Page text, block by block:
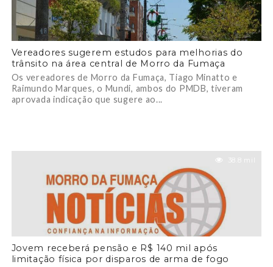
Vereadores sugerem estudos para melhorias do
trânsito na área central de Morro da Fumaça
Os vereadores de Morro da Fumaça, Tiago Minatto e
Raimundo Marques, o Mundi, ambos do PMDB, tiveram
aprovada indicação que sugere ao...
38.8 mil
Jovem receberá pensão e R$ 140 mil após
limitação física por disparos de arma de fogo